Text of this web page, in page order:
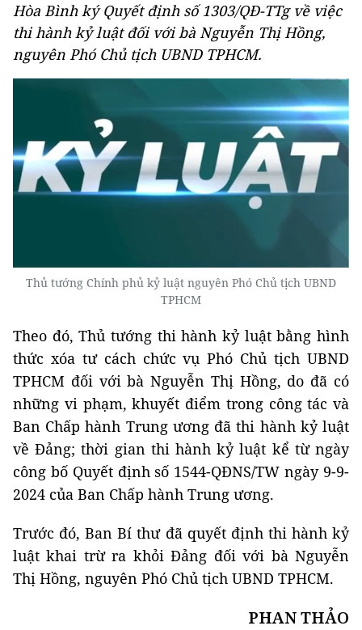
Hòa Bình ký Quyết định số 1303/QĐ-TTg về việc
thi hành kỷ luật đối với bà Nguyễn Thị Hồng,
nguyên Phó Chủ tịch UBND TPHCM.
Thủ tướng Chính phủ kỷ luật nguyên Phó Chủ tịch UBND
TPHCM
Theo đó, Thủ tướng thi hành kỷ luật bằng hình
thức xóa tư cách chức vụ Phó Chủ tịch UBND
TPHCM đối với bà Nguyễn Thị Hồng, do đã có
những vi phạm, khuyết điểm trong công tác và
Ban Chấp hành Trung ương đã thi hành kỷ luật
về Đảng; thời gian thi hành kỷ luật kể từ ngày
công bố Quyết định số 1544-QĐNS/TW ngày 9-9-
2024 của Ban Chấp hành Trung ương.
Trước đó, Ban Bí thư đã quyết định thi hành kỷ
luật khai trừ ra khỏi Đảng đối với bà Nguyễn
Thị Hồng, nguyên Phó Chủ tịch UBND TPHCM.
PHAN THẢO